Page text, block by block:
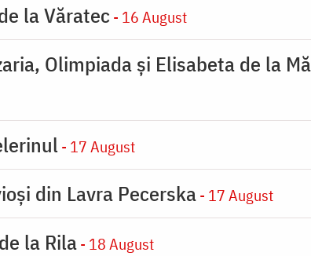
la Văratec - 16 August
Olimpiada și Elisabeta de la
- 17 August
din Lavra Pecerska- 17 August
la Rila- 18 August